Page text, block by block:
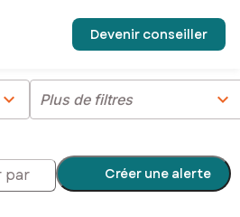
Devenir conseiller
chevron_right Plus de filtres chevron_right
par Créer une alerte